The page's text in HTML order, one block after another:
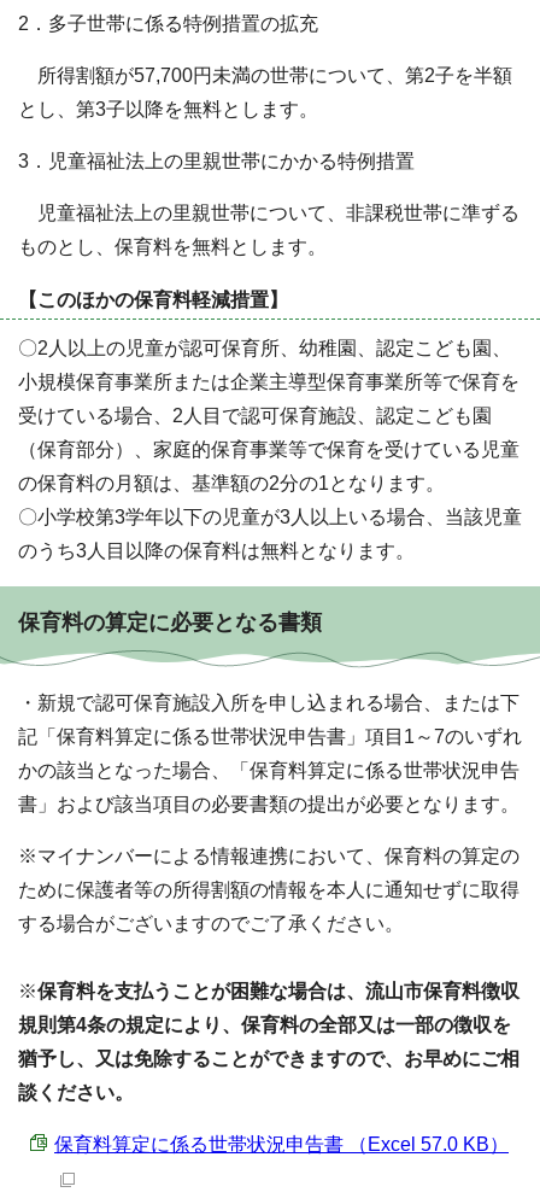
2．多子世帯に係る特例措置の拡充
所得割額が57,700円未満の世帯について、第2子を半額
とし、第3子以降を無料とします。
3．児童福祉法上の里親世帯にかかる特例措置
児童福祉法上の里親世帯について、非課税世帯に準ずる
ものとし、保育料を無料とします。
【このほかの保育料軽減措置】
〇2人以上の児童が認可保育所、幼稚園、認定こども園、
小規模保育事業所または企業主導型保育事業所等で保育を
受けている場合、2人目で認可保育施設、認定こども園
（保育部分）、家庭的保育事業等で保育を受けている児童
の保育料の月額は、基準額の2分の1となります。
〇小学校第3学年以下の児童が3人以上いる場合、当該児童
のうち3人目以降の保育料は無料となります。
保育料の算定に必要となる書類
・新規で認可保育施設入所を申し込まれる場合、または下
記「保育料算定に係る世帯状況申告書」項目1～7のいずれ
かの該当となった場合、「保育料算定に係る世帯状況申告
書」および該当項目の必要書類の提出が必要となります。
※マイナンバーによる情報連携において、保育料の算定の
ために保護者等の所得割額の情報を本人に通知せずに取得
する場合がございますのでご了承ください。
※保育料を支払うことが困難な場合は、流山市保育料徴収
規則第4条の規定により、保育料の全部又は一部の徴収を
猶予し、又は免除することができますので、お早めにご相
談ください。
保育料算定に係る世帯状況申告書 （Excel 57.0 KB）